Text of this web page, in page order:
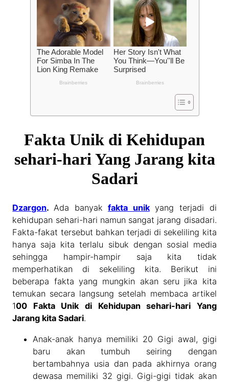
Fakta Unik di Kehidupan
sehari-hari Yang Jarang kita
Sadari
Dzargon. Ada banyakfakta unikyang terjadi di
kehidupan sehari-hari namun sangat jarang disadari.
Fakta-fakat tersebut bahkan terjadi di sekeliling kita
hanya saja kita terlalu sibuk dengan sosial media
sehingga hampir-hampir saja kita tidak
memperhatikan di sekeliling kita. Berikut ini
beberapa fakta yang mungkin akan seru jika kita
temukan secara langsung setelah membaca artikel
100 Fakta Unik di Kehidupan sehari-hari Yang
Jarang kita Sadari.
Anak-anak hanya memiliki 20 Gigi awal, gigi
baru akan tumbuh seiring dengan
bertambahnya usia dan pada akhirnya orang
dewasa memiliki 32 gigi. Gigi-gigi tidak akan